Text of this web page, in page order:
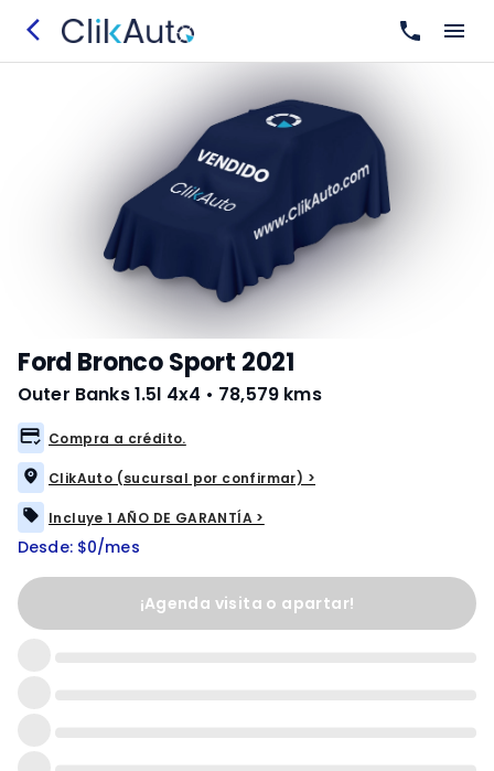
Ford Bronco Sport 2021
Outer Banks 1.5l 4x4 • 78,579 kms
Compra a crédito.
ClikAuto (sucursal por confirmar) >
Incluye 1 AÑO DE GARANTÍA >
Desde: $0/mes
¡Agenda visita o apartar!